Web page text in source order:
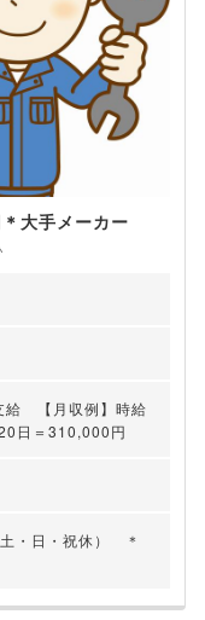
大手メーカー
給 【月収例】時給
日＝310,000円
・日・祝休） ＊